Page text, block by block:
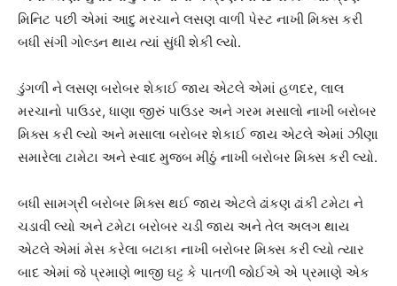
મિનિટ પછી એમાં આદુ મરચાને લસણ વાળી પેસ્ટ નાખી મિક્સ કરી
બધી સંગી ગોલ્ડન થાય ત્યાં સુંધી શેકી લ્યો.
ડુંગળી ને લસણ બરોબર શેકાઈ જાય એટલે એમાં હળદર, લાલ
મરચાનો પાઉડર, ધાણા જીરું પાઉડર અને ગરમ મસાલો નાખી બરોબર
મિક્સ કરી લ્યો અને મસાલા બરોબર શેકાઈ જાય એટલે એમાં ઝીણા
સમારેલા ટામેટા અને સ્વાદ મુજબ મીઠું નાખી બરોબર મિક્સ કરી લ્યો.
બધી સામગ્રી બરોબર મિક્સ થઈ જાય એટલે ઢાંકણ ઢાંકી ટમેટા ને
ચડાવી લ્યો અને ટમેટા બરોબર ચડી જાય અને તેલ અલગ થાય
એટલે એમાં મેસ કરેલા બટાકા નાખી બરોબર મિક્સ કરી લ્યો ત્યાર
બાદ એમાં જે પ્રમાણે ભાજી ઘટ્ટ કે પાતળી જોઈએ એ પ્રમાણે એક